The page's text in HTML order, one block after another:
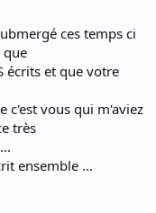
pierres
qu'elle
sincèrement de
site longtemps
ces temps ci
que
écrits et que votre
c'est vous qui m'aviez
très
ensemble ...